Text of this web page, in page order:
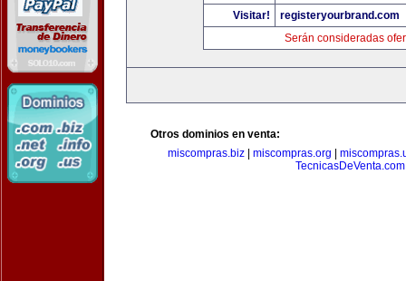
Visitar!
registeryourbrand.com
Serán consideradas
Otros dominios en venta:
miscompras.biz| miscompras.org
TecnicasDeVenta.com